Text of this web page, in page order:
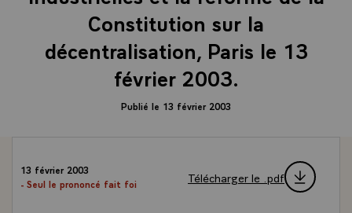
Constitution sur la
décentralisation, Paris le 13
février 2003.
Publié le 13 février 2003
13 février 2003
- Seul le prononcé fait foi
Télécharger le .pdf